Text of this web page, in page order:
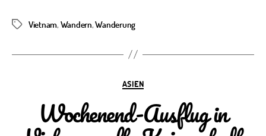
Schlagwörter
Vietnam, Wandern,Wanderung
Kategorien
ASIEN
Wochenend-Ausflug in